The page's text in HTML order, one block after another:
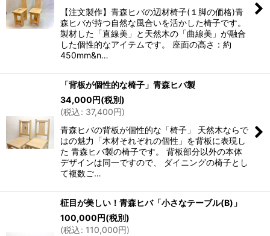
【注文製作】青森ヒバの辺材椅子(１脚の価格)青
森ヒバが持つ自然な風合いを活かした椅子です。
製材した「直線美」と天然木の「曲線美」が融合
した個性的なアイテムです。 座面の高さ：約
450mm&n…
「背板が個性的な椅子」青森ヒバ製
34,000円(税別)
(税込: 37,400円)
青森ヒバの背板が個性的な「椅子」 天然木ならで
はの魅力「木材それぞれの個性」を背板に表現し
た 青森ヒバ製の椅子です。 背板部分以外の本体
デザインは同一ですので、 ダイニングの椅子とし
て複数ご…
柾目が美しい！青森ヒバ「小さなテーブル(B)」
100,000円(税別)
(税込: 110,000円)